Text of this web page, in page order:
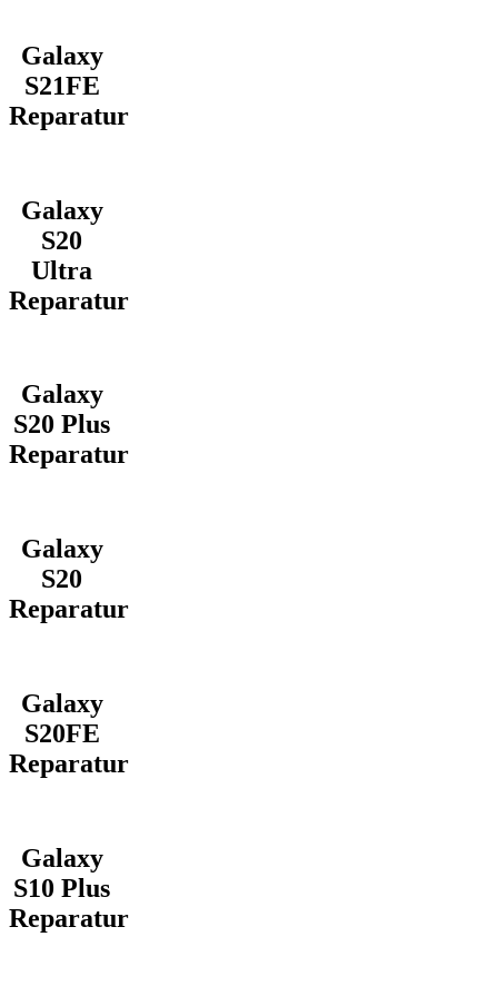
Galaxy
S21FE
Reparatur
Galaxy
S20
Ultra
Reparatur
Galaxy
S20 Plus
Reparatur
Galaxy
S20
Reparatur
Galaxy
S20FE
Reparatur
Galaxy
S10 Plus
Reparatur